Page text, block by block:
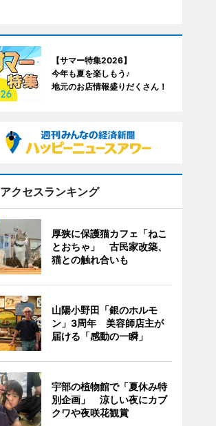
【サマー特集2026】
今年も夏を楽しもう♪
地元のお店情報盛りだくさん！
アクセスランキング
厚狭に保護猫カフェ「ねこ
とおちゃ」 古民家改築、
猫との触れ合いも
山陽小野田「銀のホルモ
ン」3周年 美容師店主が
届ける「感動の一瞬」
宇部の植物館で「夏休み特
別企画」 涼しい夜にカブ
クワや夜咲花観賞